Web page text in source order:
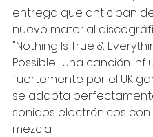
entrega que anticipan
nuevo material
"Nothing Is True &
Possible', una canción
fuertemente por el UK
se adapta
sonidos electrónicos con
mezcla.